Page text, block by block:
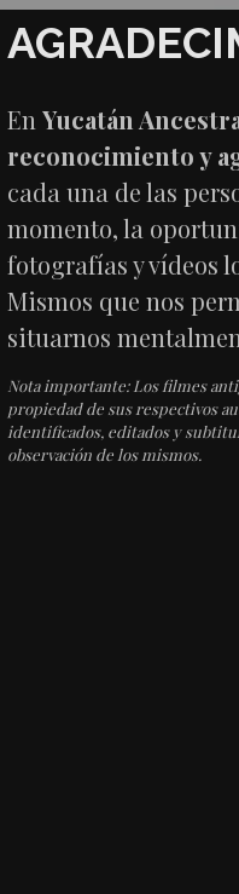
EnYucatán
reconocimiento y
cada una de las
momento, la
fotografías y vídeos
Mismos que nos
situarnos
Nota importante: Los filmes
propiedad de sus respectivos
identificados, editados y
observación de los mismos.